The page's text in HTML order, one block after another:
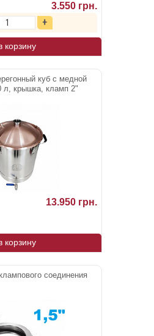
3.550 грн.
корзину
куб с медной
л, крышка, кламп 2"
13.950 грн.
корзину
соединения